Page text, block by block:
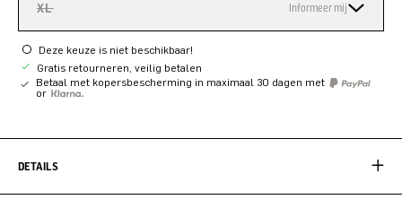
XL Informeer mij
Deze keuze is niet beschikbaar!
Gratis retourneren, veilig betalen
Betaal met kopersbescherming in maximaal 30 dagen met
or
DETAILS